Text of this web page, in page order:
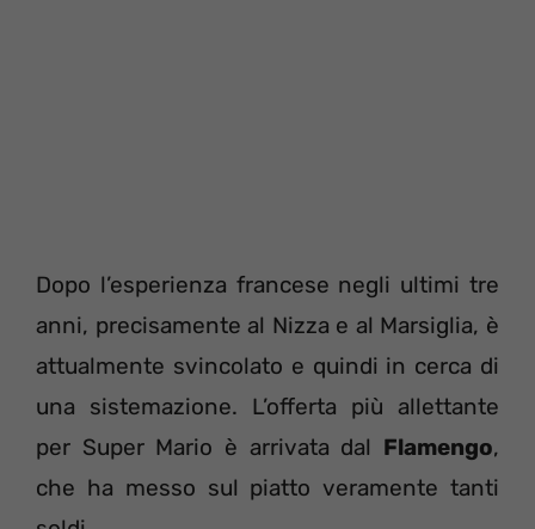
Dopo l’esperienza francese negli ultimi tre
anni, precisamente al Nizza e al Marsiglia, è
attualmente svincolato e quindi in cerca di
una sistemazione. L’offerta più allettante
per Super Mario è arrivata dal Flamengo,
che ha messo sul piatto veramente tanti